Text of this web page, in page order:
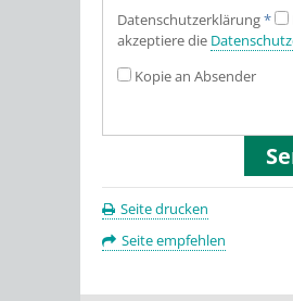
Datenschutz­erklärung*
akzeptiere die
Kopie an Absender
Seite drucken
Seite empfehlen